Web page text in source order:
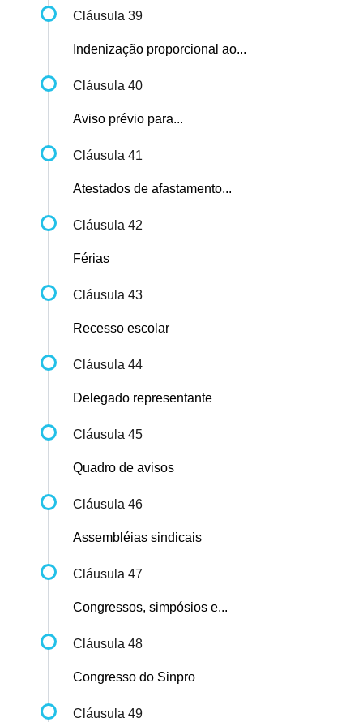
Cláusula 39
Indenização proporcional ao...
Cláusula 40
Aviso prévio para...
Cláusula 41
Atestados de afastamento...
Cláusula 42
Férias
Cláusula 43
Recesso escolar
Cláusula 44
Delegado representante
Cláusula 45
Quadro de avisos
Cláusula 46
Assembléias sindicais
Cláusula 47
Congressos, simpósios e...
Cláusula 48
Congresso do Sinpro
Cláusula 49